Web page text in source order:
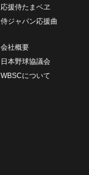
応援侍たまベヱ
侍ジャパン応援曲
会社概要
日本野球協議会
WBSCについて